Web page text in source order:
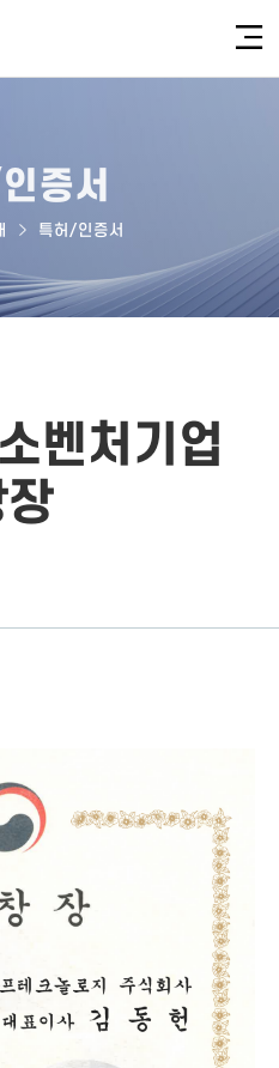
증서
특허/인증서
벤처기업